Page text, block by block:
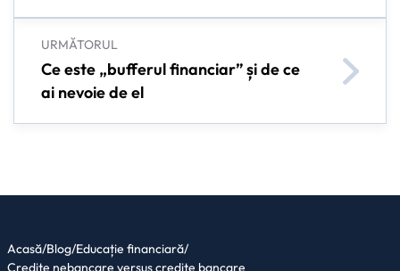
URMĂTORUL
Ce este „bufferul financiar” și de ce
ai nevoie de el
Acasă/Blog/Educație financiară/